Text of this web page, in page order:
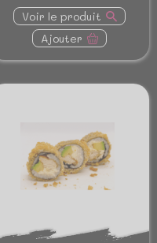
Voir le produit
Ajouter